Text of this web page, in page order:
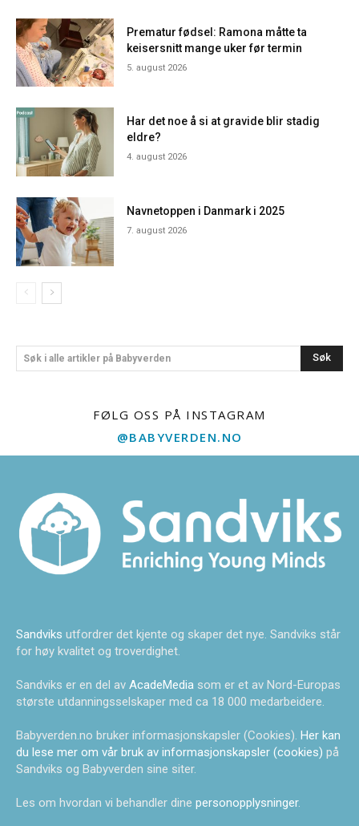
Prematur fødsel: Ramona måtte ta
keisersnitt mange uker før termin
5. august 2026
Har det noe å si at gravide blir stadig
eldre?
4. august 2026
Navnetoppen i Danmark i 2025
7. august 2026
Søk i alle artikler på Babyverden Søk
FØLG OSS PÅ INSTAGRAM
@BABYVERDEN.NO
Sandviks utfordrer det kjente og skaper det nye. Sandviks står
for høy kvalitet og troverdighet.
Sandviks er en del av AcadeMedia som er et av Nord-Europas
største utdanningsselskaper med ca 18 000 medarbeidere.
Babyverden.no bruker informasjonskapsler (Cookies). Her kan
du lese mer om vår bruk av informasjonskapsler (cookies) på
Sandviks og Babyverden sine siter.
Les om hvordan vi behandler dine personopplysninger.